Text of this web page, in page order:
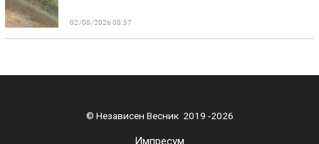
02/08/2026 08:57
© Независен Весник 2019 -2026
Импресум